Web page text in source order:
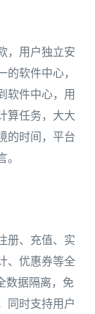
，用户独立安
软件中心，
软件中心，用
算任务，大大
的时间，平台
册、充值、实
、优惠券等全
数据隔离，免
同时支持用户